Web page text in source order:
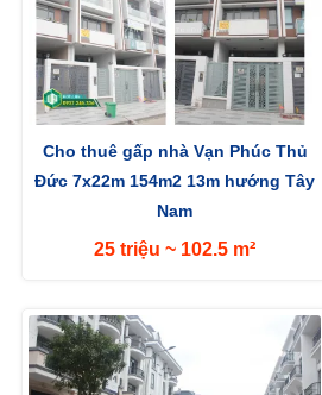
Cho thuê gấp nhà Vạn Phúc Thủ
Đức 7x22m 154m2 13m hướng Tây
Nam
25 triệu ~ 102.5 m²